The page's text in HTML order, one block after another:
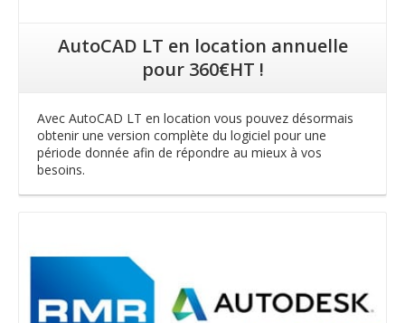
AutoCAD LT en location annuelle
pour 360€HT !
Avec AutoCAD LT en location vous pouvez désormais
obtenir une version complète du logiciel pour une
période donnée afin de répondre au mieux à vos
besoins.